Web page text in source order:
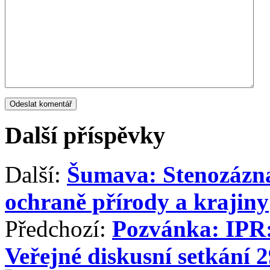
Další příspěvky
Další: Šumava:
ochraně přírody a krajiny
Předchozí: Pozvánka:
Veřejné diskusní setkání